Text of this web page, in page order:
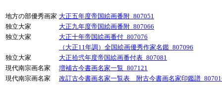
地方の部優秀画家 大正五年度帝国絵画番附_807051
独立大家
大正九年度帝国絵画番附_807066
独立大家
大正十年帝国絵画番付_807076
（大正11年調）全国絵画優秀作家名鑑_807096
独立大家
大正拾弐年度帝国絵画番付表_807081
現代南宗画名家
増補古今書画名家一覧_807121
現代南宗画名家
改訂古今書画名家一覧表 附古今書画名家印鑑譜